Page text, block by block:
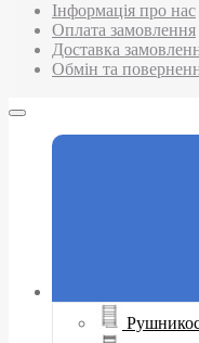
Інформація про нас
Оплата замовлення
Доставка
Обмін та